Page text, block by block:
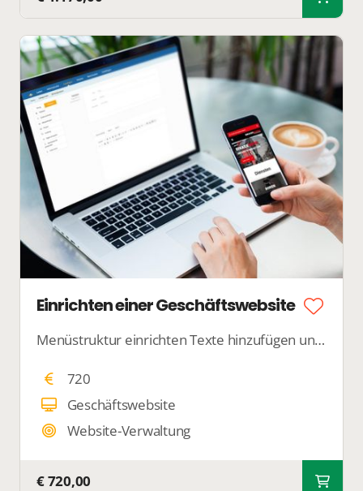
Einrichten einer Geschäftswebsite
Menüstruktur einrichten Texte hinzufügen und Fotos platzieren
720
Geschäftswebsite
Website-Verwaltung
€ 720,00